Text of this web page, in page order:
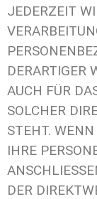
JEDERZEIT
DERARTIGER
AUCH FÜR
SOLCHER
STEHT.
IHRE
DER